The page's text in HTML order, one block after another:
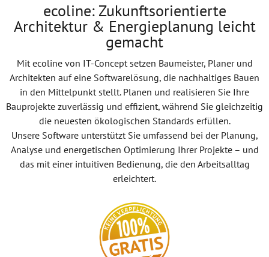
ecoline: Zukunftsorientierte
Architektur & Energieplanung leicht
gemacht
Mit ecoline von IT-Concept setzen Baumeister, Planer und
Architekten auf eine Softwarelösung, die nachhaltiges Bauen
in den Mittelpunkt stellt. Planen und realisieren Sie Ihre
Bauprojekte zuverlässig und effizient, während Sie gleichzeitig
die neuesten ökologischen Standards erfüllen.
Unsere Software unterstützt Sie umfassend bei der Planung,
Analyse und energetischen Optimierung Ihrer Projekte – und
das mit einer intuitiven Bedienung, die den Arbeitsalltag
erleichtert.